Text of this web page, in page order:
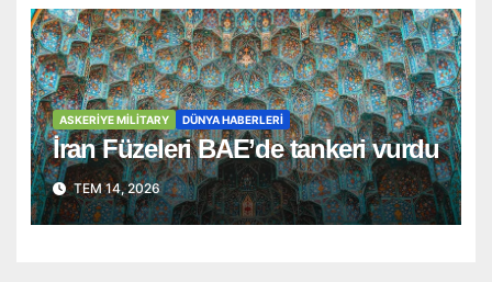
ASKERIYE MILITARY DÜNYA HABERLERI
İran Füzeleri BAE’de tankeri vurdu
TEM 14, 2026